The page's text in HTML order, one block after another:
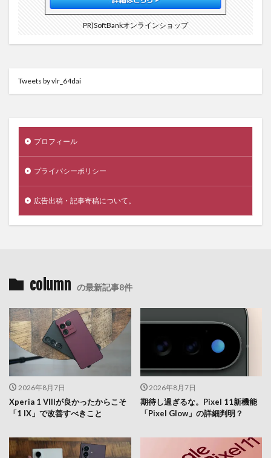
PR)SoftBankオンラインショップ
Tweets by vlr_64dai
プロフィール
プライバシーポリシー
広告出稿・記事寄稿について。
column の最新記事8件
2026年8月7日
Xperia 1 VIIIが良かったからこそ
「1 IX」で改善すべきこと
2026年8月7日
期待し過ぎるな。Pixel 11新機能
「Pixel Glow」の詳細判明？